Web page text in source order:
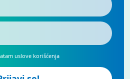
uslove korišćenja